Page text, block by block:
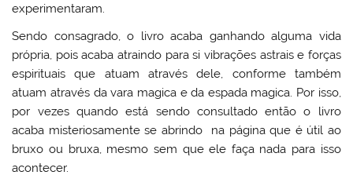
experimentaram.
Sendo consagrado, o livro acaba ganhando alguma vida
própria, pois acaba atraindo para si vibrações astrais e forças
espirituais que atuam através dele, conforme também
atuam através da vara magica e da espada magica. Por isso,
por vezes quando está sendo consultado então o livro
acaba misteriosamente se abrindo na página que é útil ao
bruxo ou bruxa, mesmo sem que ele faça nada para isso
acontecer.